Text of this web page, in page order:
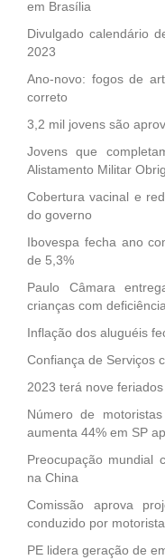
em Brasília
Divulgado calendário
2023
Ano-novo: fogos de
correto
3,2 mil jovens são
Jovens que
Alistamento Militar
Cobertura vacinal e
do governo
Ibovespa fecha ano
de 5,3%
Paulo Câmara
crianças com deficiência
Inflação dos aluguéis
Confiança de Serviços
2023 terá nove
Número de
aumenta 44% em SP
Preocupação mundial
na China
Comissão aprova
conduzido por
PE lidera geração de